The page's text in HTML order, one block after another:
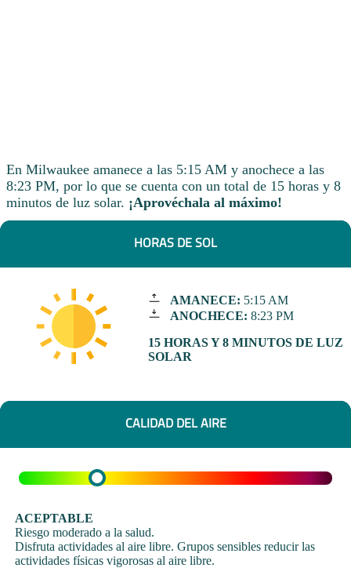
En Milwaukee amanece a las 5:15 AM y anochece a las
8:23 PM, por lo que se cuenta con un total de 15 horas y 8
minutos de luz solar. ¡Aprovéchala al máximo!
HORAS DE SOL
AMANECE: 5:15 AM
ANOCHECE: 8:23 PM
15 HORAS Y 8 MINUTOS DE LUZ
SOLAR
CALIDAD DEL AIRE
ACEPTABLE
Riesgo moderado a la salud.
Disfruta actividades al aire libre. Grupos sensibles reducir las
actividades físicas vigorosas al aire libre.